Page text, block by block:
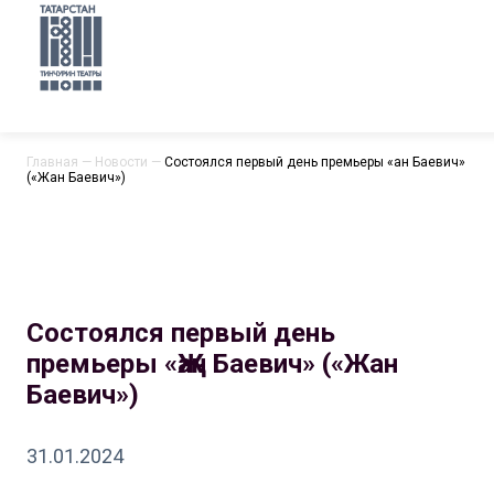
Главная — Новости — Состоялся первый день премьеры «Җан Баевич»
(«Жан Баевич»)
Состоялся первый день
премьеры «Җан Баевич» («Жан
Баевич»)
31.01.2024